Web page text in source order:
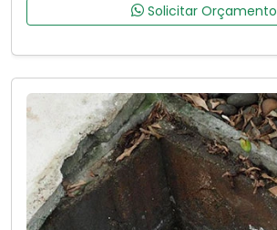
Solicitar Orçamento